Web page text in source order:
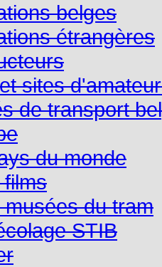
belges
étrangères
sites
de transport
du monde
du tram
STIB